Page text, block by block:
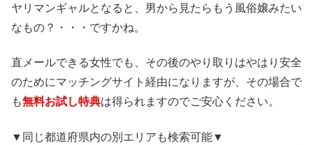
ヤリマンギャルとなると、男から見たらもう風俗嬢みたい
なもの？・・・ですかね。
直メールできる女性でも、その後のやり取りはやはり安全
のためにマッチングサイト経由になりますが、その場合で
も無料お試し特典は得られますのでご安心ください。
▼同じ都道府県内の別エリアも検索可能▼